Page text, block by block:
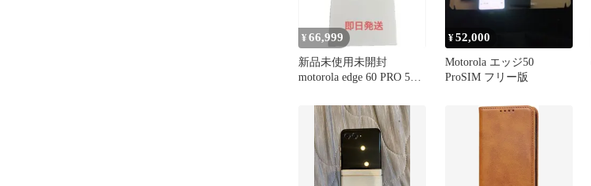
¥ 66,999
新品未使用未開封
motorola edge 60 PRO 5G
¥52,000
Motorola エッジ50
ProSIM フリー版